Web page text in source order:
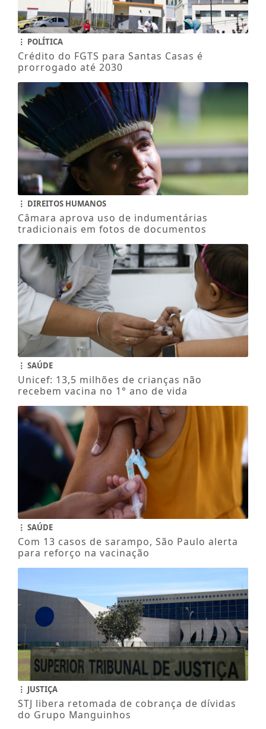
POLÍTICA
Crédito do FGTS para Santas Casas é
prorrogado até 2030
DIREITOS HUMANOS
Câmara aprova uso de indumentárias
tradicionais em fotos de documentos
SAÚDE
Unicef: 13,5 milhões de crianças não
recebem vacina no 1° ano de vida
SAÚDE
Com 13 casos de sarampo, São Paulo alerta
para reforço na vacinação
JUSTIÇA
STJ libera retomada de cobrança de dívidas
do Grupo Manguinhos